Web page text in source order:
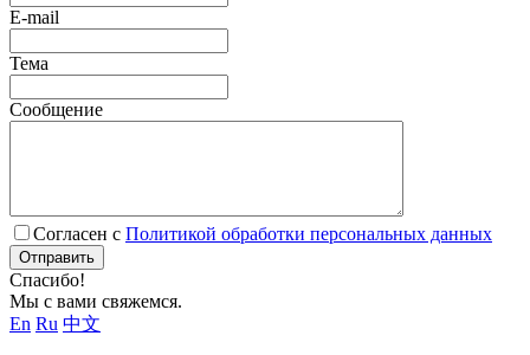
E-mail
Тема
Сообщение
Согласен с Политикой обработки персональных данных
Отправить
Спасибо!
Мы с вами свяжемся.
En Ru 中文